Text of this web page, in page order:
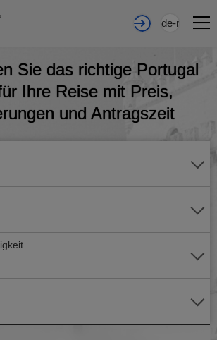
de-nl
Sie das richtige Portugal
Ihre Reise mit Preis,
und Antragszeit